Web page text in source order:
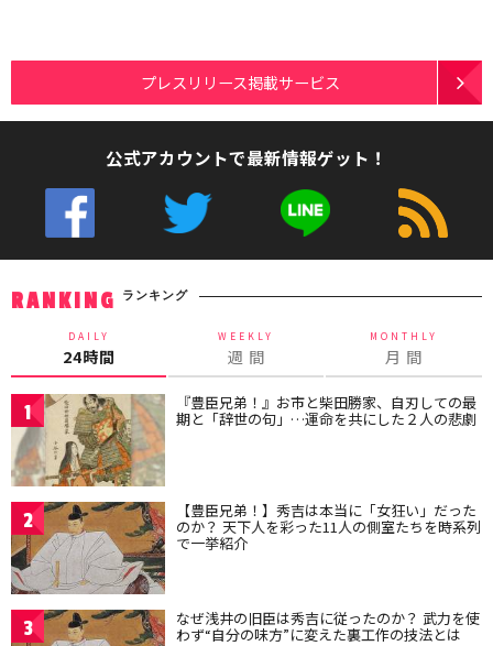
プレスリリース掲載サービス
公式アカウントで最新情報ゲット！
RANKING ランキング
DAILY
24時間
WEEKLY
週 間
MONTHLY
月 間
1 『豊臣兄弟！』お市と柴田勝家、自刃しての最
期と「辞世の句」…運命を共にした２人の悲劇
2 【豊臣兄弟！】秀吉は本当に「女狂い」だった
のか？ 天下人を彩った11人の側室たちを時系列
で一挙紹介
3 なぜ浅井の旧臣は秀吉に従ったのか？ 武力を使
わず“自分の味方”に変えた裏工作の技法とは